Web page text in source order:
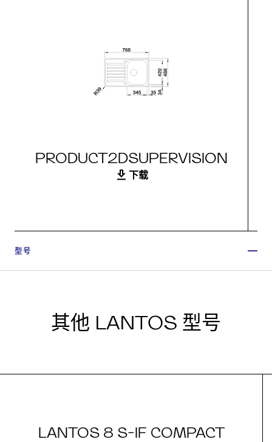
PRODUCT2DSUPERVISION
下载
型号
其他 LANTOS 型号
LANTOS 8 S-IF COMPACT